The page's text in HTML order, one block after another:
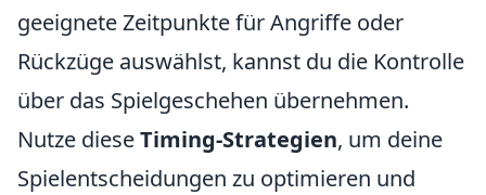
geeignete Zeitpunkte für Angriffe oder
Rückzüge auswählst, kannst du die Kontrolle
über das Spielgeschehen übernehmen.
Nutze dieseTiming-Strategien, um deine
Spielentscheidungen zu optimieren und